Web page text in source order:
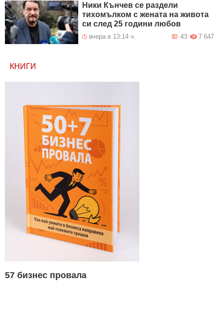
Ники Кънчев се раздели
тихомълком с жената на живота
си след 25 години любов
вчера в 13:14 ч. 7 647
43
КНИГИ
57 бизнес провала